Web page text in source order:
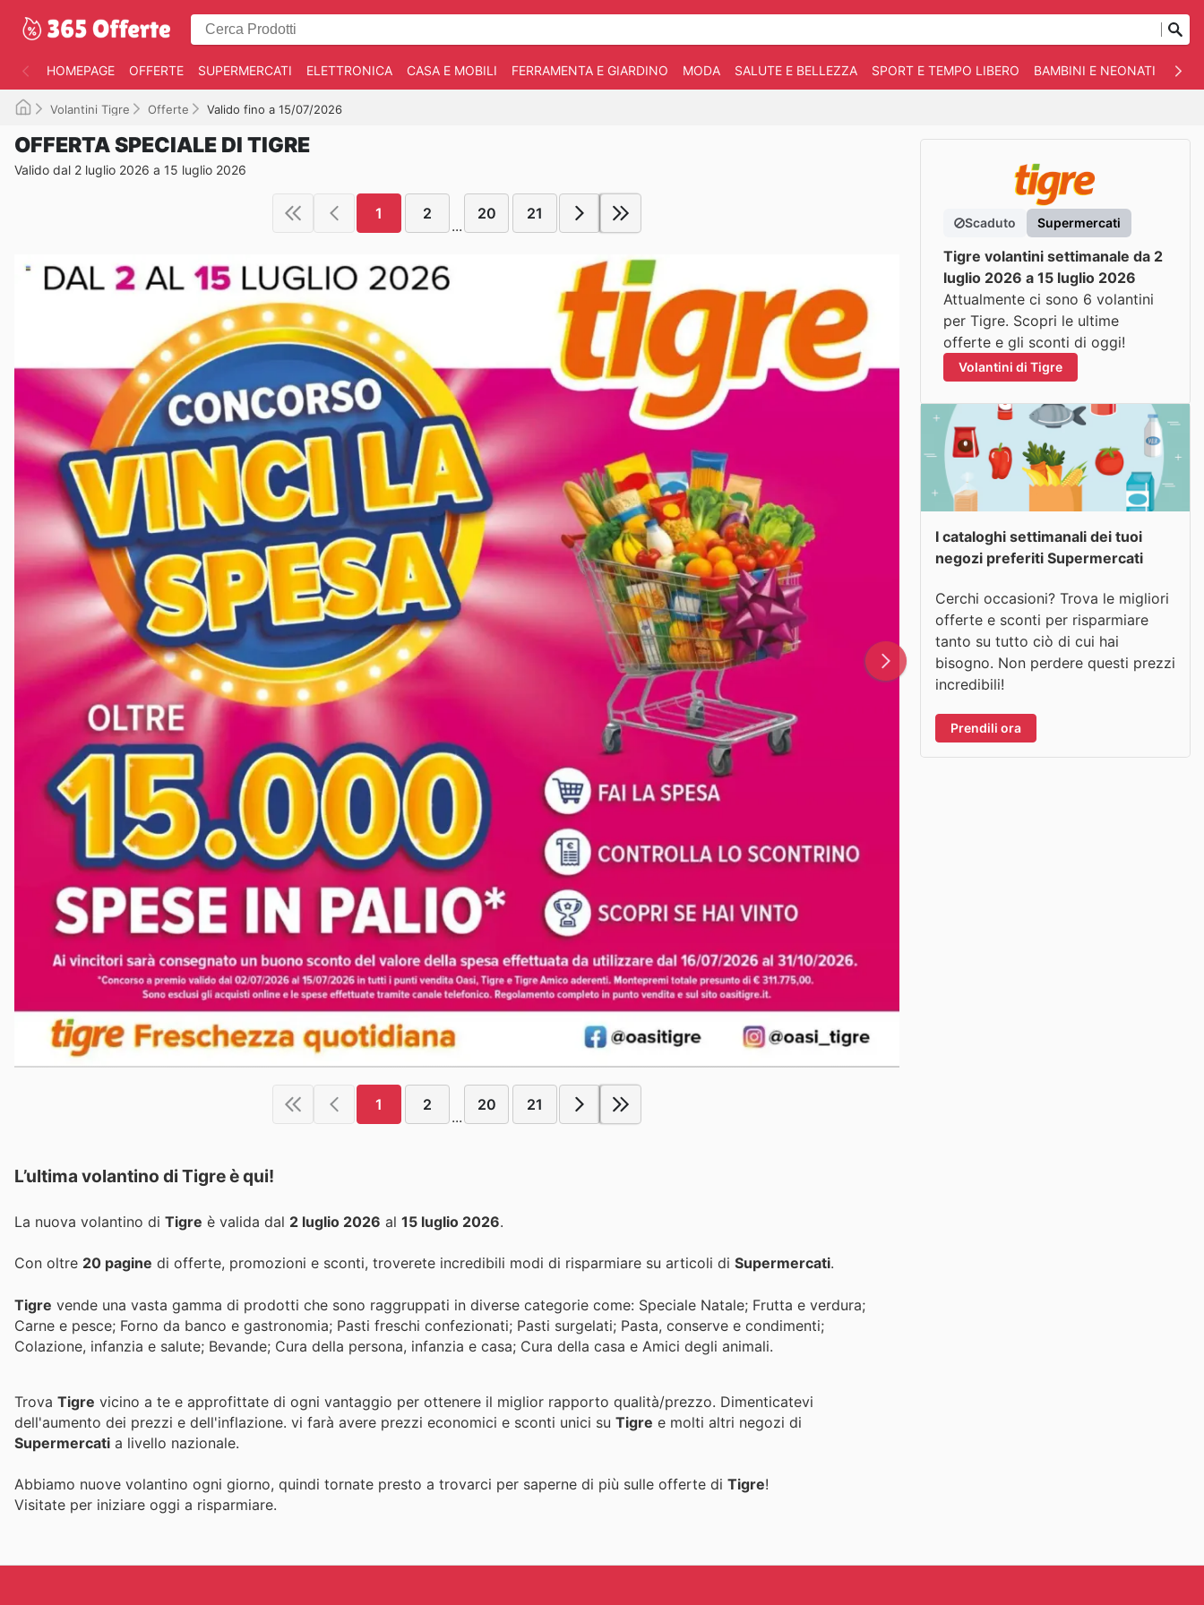
HOMEPAGE OFFERTE SUPERMERCATI ELETTRONICA CASA E MOBILI FERRAMENTA E GIARDINO MODA SALUTE E BELLEZZA SPORT E TEMPO LIBERO BAMBINI E NEONATI
Volantini Tigre Offerte Valido fino a 15/07/2026
OFFERTA SPECIALE DI TIGRE
Valido dal 2 luglio 2026 a 15 luglio 2026
1 2
...
20 21
1 2
...
20 21
L’ultima volantino di Tigre è qui!
La nuova volantino di Tigre è valida dal 2 luglio 2026 al 15 luglio 2026.
Con oltre 20 pagine di offerte, promozioni e sconti, troverete incredibili modi di risparmiare su articoli di Supermercati.
Tigre vende una vasta gamma di prodotti che sono raggruppati in diverse categorie come: Speciale Natale; Frutta e verdura;
Carne e pesce; Forno da banco e gastronomia; Pasti freschi confezionati; Pasti surgelati; Pasta, conserve e condimenti;
Colazione, infanzia e salute; Bevande; Cura della persona, infanzia e casa; Cura della casa e Amici degli animali.
Trova Tigre vicino a te e approfittate di ogni vantaggio per ottenere il miglior rapporto qualità/prezzo. Dimenticatevi
dell'aumento dei prezzi e dell'inflazione. vi farà avere prezzi economici e sconti unici su Tigre e molti altri negozi di
Supermercati a livello nazionale.
Abbiamo nuove volantino ogni giorno, quindi tornate presto a trovarci per saperne di più sulle offerte di Tigre!
Visitate per iniziare oggi a risparmiare.
Scaduto Supermercati
Tigre volantini settimanale da 2
luglio 2026 a 15 luglio 2026
Attualmente ci sono 6 volantini
per Tigre. Scopri le ultime
offerte e gli sconti di oggi!
Volantini di Tigre
I cataloghi settimanali dei tuoi
negozi preferiti Supermercati
Cerchi occasioni? Trova le migliori
offerte e sconti per risparmiare
tanto su tutto ciò di cui hai
bisogno. Non perdere questi prezzi
incredibili!
Prendili ora